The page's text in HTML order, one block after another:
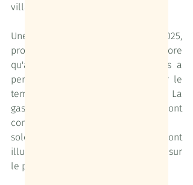
village de Bouzigues.
Une nouvelle fois en 2025,
probablement plus encore
qu'auparavant, Escondida Croisières a
permis de ralentir, en laissant filer le
temps sans peur de le perdre. La
gastronomie et les massages ont
complété l’évasion, les couchers de
soleil sur la lagune de Thau l’ont
illuminée, et les longues discussions sur
le pont du bateau l'ont enrichie.